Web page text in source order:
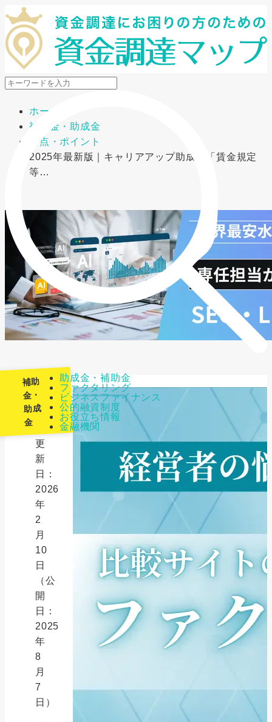
メニューを開閉
助成金・補助金
ファクタリング
ビジネスファイナンス
公的融資制度
お役立ち情報
金融機関
ホーム
補助金・助成金
要点・ポイント
2025年最新版｜キャリアアップ助成金「賃金規定
等…
補助
金・
助成
金
最
更
新
日：
2026
年
2
月
10
日
（公
開
日：
2025
年
8
月
7
日）